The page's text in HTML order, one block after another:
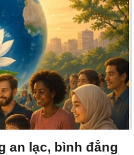
an lạc, bình đẳng